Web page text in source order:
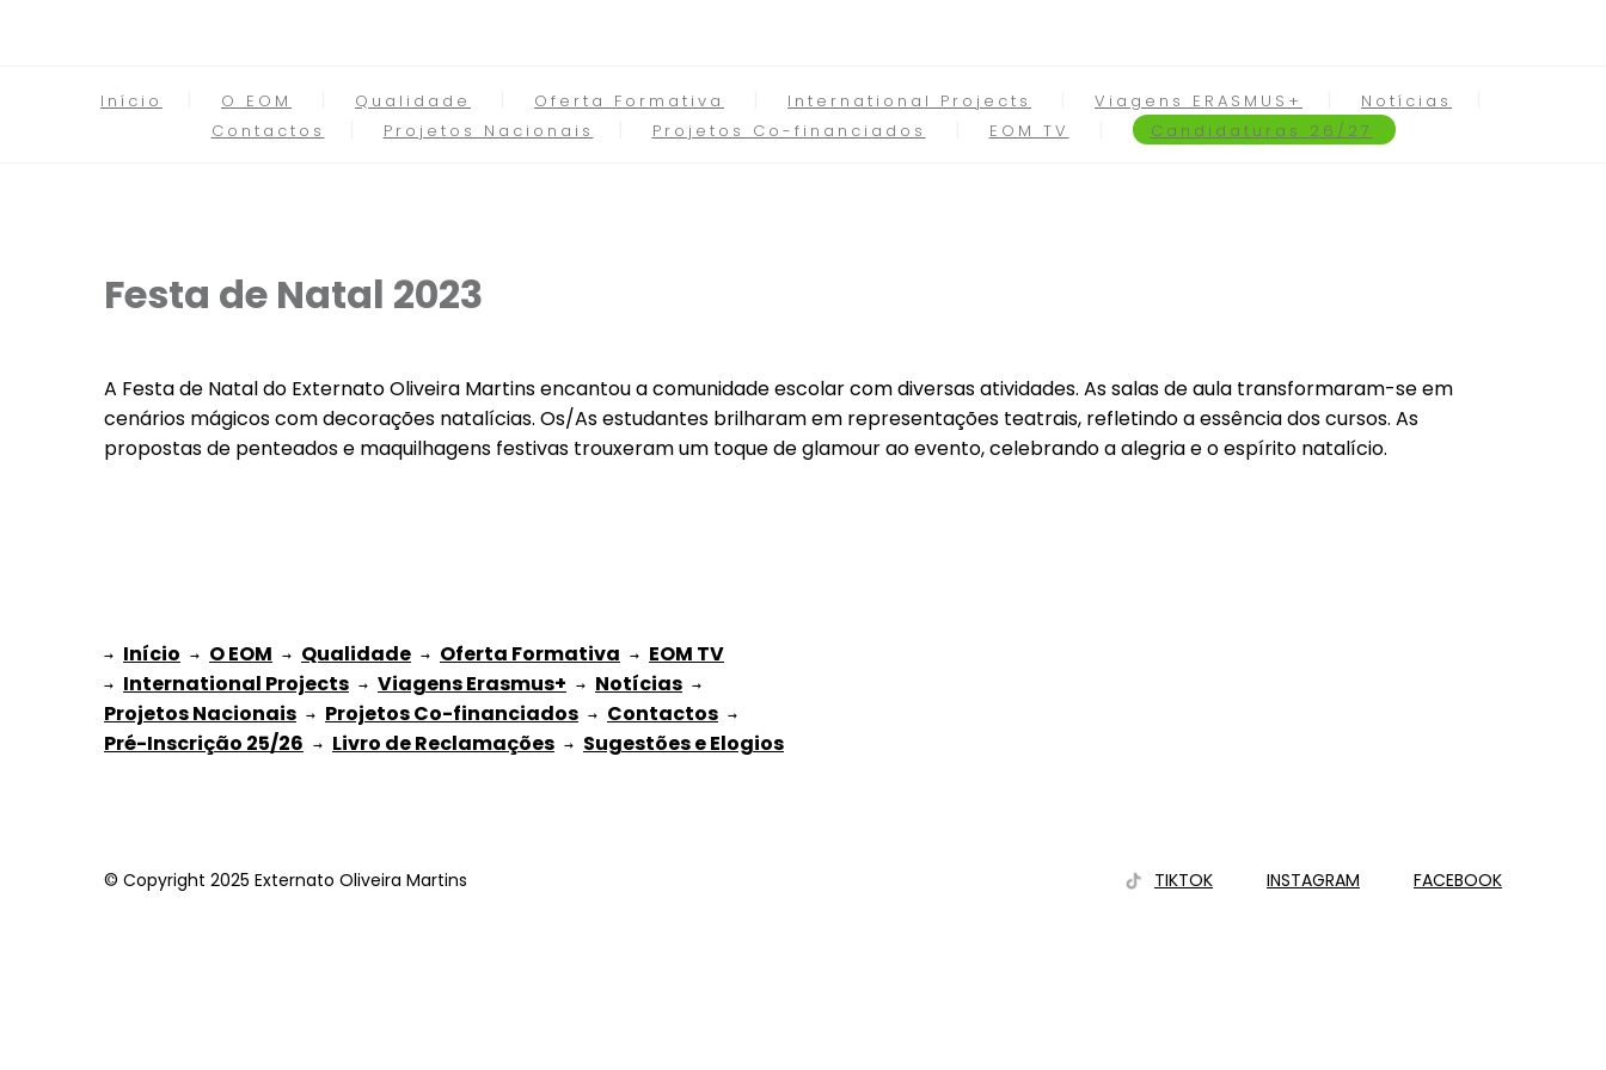
Início O EOM Qualidade Oferta Formativa International Projects Viagens ERASMUS+
Notícias
Contactos
Projetos Nacionais Projetos Co-financiados EOM TV Candidaturas 26/27
Festa de Natal 2023
A Festa de Natal do Externato Oliveira Martins encantou a comunidade escolar com diversas atividades. As salas de aula transformaram-se em
cenários mágicos com decorações natalícias. Os/As estudantes brilharam em representações teatrais, refletindo a essência dos cursos. As
propostas de penteados e maquilhagens festivas trouxeram um toque de glamour ao evento, celebrando a alegria e o espírito natalício.
→ Início → O EOM → Qualidade → Oferta Formativa → EOM TV
→ International Projects → Viagens Erasmus+ → Notícias
Projetos Nacionais → Projetos Co-financiados → Contactos
Pré-Inscrição 25/26 → Livro de Reclamações → Sugestões e Elogios
© Copyright 2025 Externato Oliveira Martins FACEBOOK
INSTAGRAM
TIKTOK